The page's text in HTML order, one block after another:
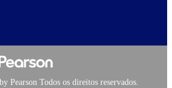
Pearson Todos os direitos reservados.